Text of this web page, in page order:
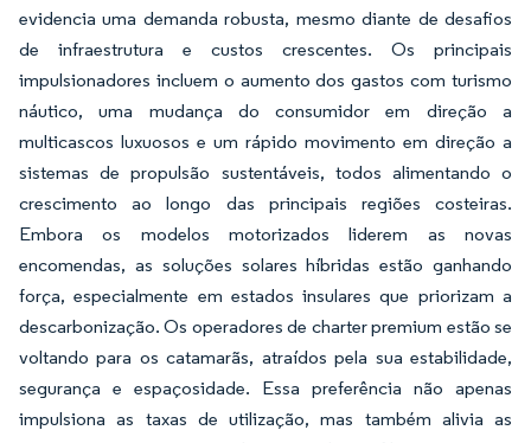
evidencia uma demanda robusta, mesmo diante de desafios
de infraestrutura e custos crescentes. Os principais
impulsionadores incluem o aumento dos gastos com turismo
náutico, uma mudança do consumidor em direção a
multicascos luxuosos e um rápido movimento em direção a
sistemas de propulsão sustentáveis, todos alimentando o
crescimento ao longo das principais regiões costeiras.
Embora os modelos motorizados liderem as novas
encomendas, as soluções solares híbridas estão ganhando
força, especialmente em estados insulares que priorizam a
descarbonização. Os operadores de charter premium estão se
voltando para os catamarãs, atraídos pela sua estabilidade,
segurança e espaçosidade. Essa preferência não apenas
impulsiona as taxas de utilização, mas também alivia as